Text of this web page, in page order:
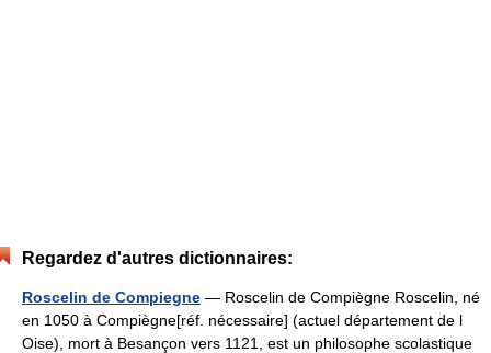
Regardez d'autres dictionnaires:
Roscelin de Compiegne — Roscelin de Compiègne Roscelin, né
en 1050 à Compiègne[réf. nécessaire] (actuel département de l
Oise), mort à Besançon vers 1121, est un philosophe scolastique